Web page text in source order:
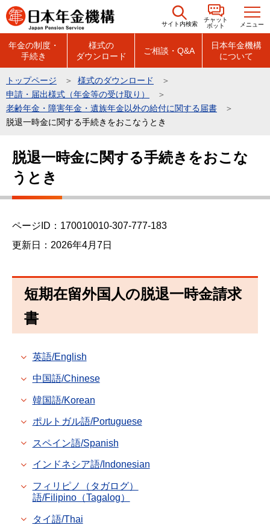
こ
の
の
先
頭
サイト内検索
チャット
ボット
メニュー
年金の制度・
手続き
様式の
ダウンロード
ご相談・Q&A
日本年金機構
について
トップページ
様式のダウンロード
申請・届出様式（年金等の受け取り）
老齢年金・障害年金・遺族年金以外の給付に関する届書
脱退一時金に関する手続きをおこなうとき
脱退一時金に関する手続きをおこな
うとき
ページID：170010010-307-777-183
更新日：2026年4月7日
短期在留外国人の脱退一時金請求
書
英語/English
中国語/Chinese
韓国語/Korean
ポルトガル語/Portuguese
スペイン語/Spanish
インドネシア語/Indonesian
フィリピノ（タガログ）
語/Filipino（Tagalog）
タイ語/Thai